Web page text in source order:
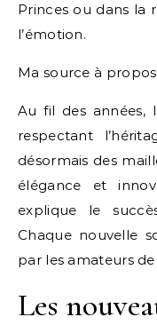
Princes ou dans la
l’émotion.
Ma source à
Au fil des années,
respectant
désormais des
élégance et
explique le
Chaque nouvelle
par les amateurs
Les